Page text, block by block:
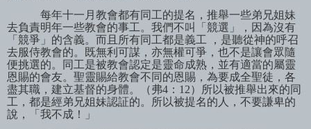
每年十一月教會都有同工的提名，推舉一些弟兄姐妹
去負責明年一些教會的事工。我們不叫「競選」，因為沒有
「競爭」的含義。而且所有同工都是義工
，是聽從神的呼召
去服侍教會的。既無利可謀，亦無權可爭，也不是讓會眾隨
便挑選的。同工是被教會認定是靈命成熟，並有適當的屬靈
恩賜的會友。聖靈賜給教會不同的恩賜，為要成全聖徒，各
盡其職，建立基督的身體。（弗4 ： 12）所以被推舉出來的同
工，都是經弟兄姐妹認証的。所以被提名的人，不要謙卑的
說，「我不成！」